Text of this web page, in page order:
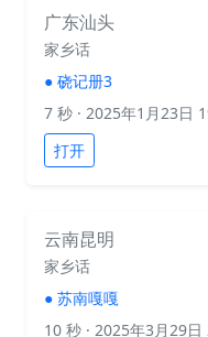
广东汕头
家乡话
● 硗记册3
7 秒 · 2025年1月23日
打开
云南昆明
家乡话
● 苏南嘎嘎
10 秒 · 2025年3月29日